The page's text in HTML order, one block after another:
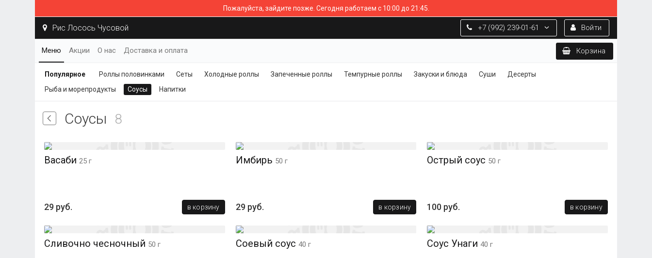
Пожалуйста, зайдите позже. Сегодня работаем с 10:00 до 21:45.
Войти
+7 (992) 239-01-61
Рис Лосось Чусовой
Корзина
Меню Акции О нас Доставка и оплата
Популярное Роллы половинками Сеты Холодные роллы Запеченные роллы Темпурные роллы Закуски и блюда Суши
Десерты
Рыба и морепродукты
Соусы Напитки
Соусы 8
Васаби 25 г
29 руб. в корзину
Имбирь 50 г
29 руб. в корзину
Острый соус 50 г
100 руб. в корзину
Сливочно чесночный 50 г Соевый соус 40 г Соус Унаги 40 г